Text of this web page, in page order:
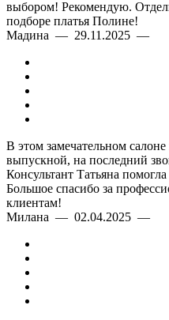
выбором! Рекомендую.
подборе платья Полине!
Мадина — 29.11.2025 —
В этом замечательном
выпускной, на последний
Консультант Татьяна
Большое спасибо за
клиентам!
Милана — 02.04.2025 —